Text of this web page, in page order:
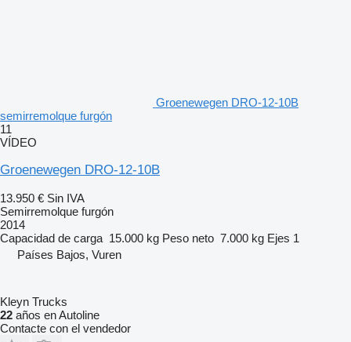
Groenewegen DRO-12-10B
semirremolque furgón
11
VÍDEO
Groenewegen DRO-12-10B
13.950 € Sin IVA
Semirremolque furgón
2014
Capacidad de carga 15.000 kg Peso neto 7.000 kg Ejes 1
Países Bajos, Vuren
Kleyn Trucks
22 años en Autoline
Contacte con el vendedor